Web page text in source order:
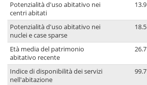
Potenzialità d'uso abitativo nei
centri abitati
13.9
Potenzialità d'uso abitativo nei
nuclei e case sparse
18.5
Età media del patrimonio
abitativo recente
26.7
Indice di disponibilità dei servizi
nell'abitazione
99.7